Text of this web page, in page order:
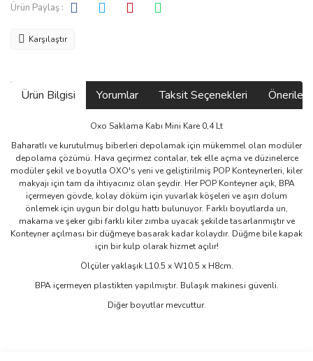
Ürün Paylaş :
Karşılaştır
Ürün Bilgisi Yorumlar Taksit Seçenekleri
Oxo Saklama Kabı Mini Kare 0,4 Lt
Baharatlı ve kurutulmuş biberleri depolamak için mükemmel olan modüler
depolama çözümü. Hava geçirmez contalar, tek elle açma ve düzinelerce
modüler şekil ve boyutla OXO's yeni ve geliştirilmiş POP Konteynerleri, kiler
makyajı için tam da ihtiyacınız olan şeydir. Her POP Konteyner açık, BPA
içermeyen gövde, kolay döküm için yuvarlak köşeleri ve aşırı dolum
önlemek için uygun bir dolgu hattı bulunuyor. Farklı boyutlarda un,
makarna ve şeker gibi farklı kiler zımba uyacak şekilde tasarlanmıştır ve
Konteyner açılması bir düğmeye basarak kadar kolaydır. Düğme bile kapak
için bir kulp olarak hizmet açılır!
Ölçüler yaklaşık L10.5 x W10.5 x H8cm.
BPA içermeyen plastikten yapılmıştır. Bulaşık makinesi güvenli.
Diğer boyutlar mevcuttur.